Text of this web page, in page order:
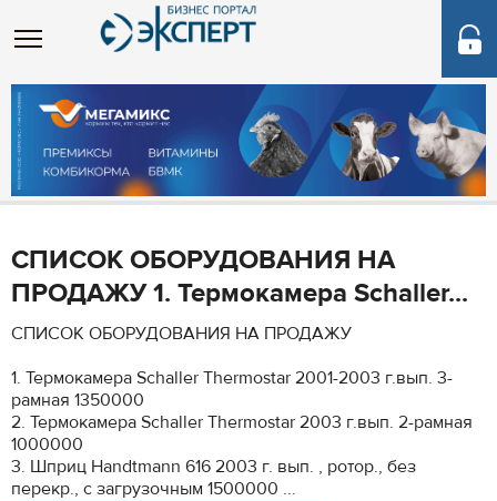
СПИСОК ОБОРУДОВАНИЯ НА
ПРОДАЖУ 1. Термокамера Schaller...
СПИСОК ОБОРУДОВАНИЯ НА ПРОДАЖУ
1. Термокамера Schaller Thermostar 2001-2003 г.вып. 3-
рамная 1350000
2. Термокамера Schaller Thermostar 2003 г.вып. 2-рамная
1000000
3. Шприц Handtmann 616 2003 г. вып. , ротор., без
перекр., с загрузочным 1500000 ...